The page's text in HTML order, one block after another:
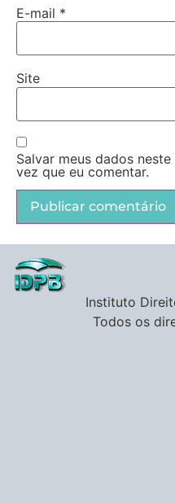
E-mail *
Site
Salvar meus dados
vez que eu comentar.
Instituto
Todos os